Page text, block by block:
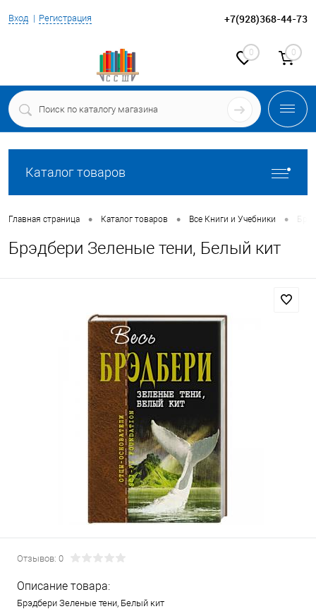
Вход Регистрация +7(928)368-44-73
0 0
Каталог товаров
Главная страница • Каталог товаров • Все Книги и Учебники •
Брэдбери Зеленые тени, Белый кит
Отзывов: 0
Описание товара:
Брэдбери Зеленые тени, Белый кит